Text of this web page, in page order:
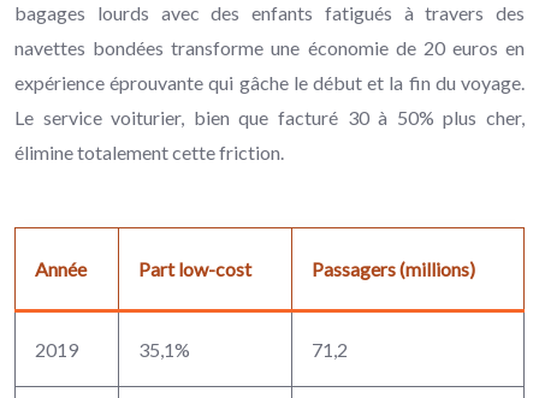
bagages lourds avec des enfants fatigués à travers des
navettes bondées transforme une économie de 20 euros en
expérience éprouvante qui gâche le début et la fin du voyage.
Le service voiturier, bien que facturé 30 à 50% plus cher,
élimine totalement cette friction.
Année Part low-cost Passagers (millions)
2019 35,1% 71,2